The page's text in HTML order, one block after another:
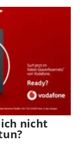
nicht